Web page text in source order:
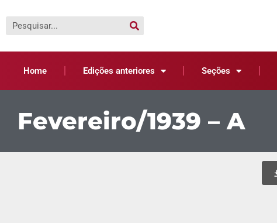
Home Edições anteriores Seções
Fevereiro/1939 – A